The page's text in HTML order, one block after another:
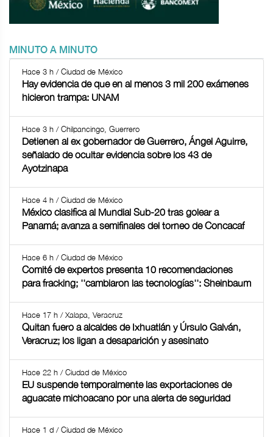
MINUTO A MINUTO
Hace 3 h / Ciudad de México
Hay evidencia de que en al menos 3 mil 200 exámenes
hicieron trampa: UNAM
Hace 3 h / Chilpancingo, Guerrero
Detienen al ex gobernador de Guerrero, Ángel Aguirre,
señalado de ocultar evidencia sobre los 43 de
Ayotzinapa
Hace 4 h / Ciudad de México
México clasifica al Mundial Sub-20 tras golear a
Panamá; avanza a semifinales del torneo de Concacaf
Hace 6 h / Ciudad de México
Comité de expertos presenta 10 recomendaciones
para fracking; ''cambiaron las tecnologías'': Sheinbaum
Hace 17 h / Xalapa, Veracruz
Quitan fuero a alcaldes de Ixhuatlán y Úrsulo Galván,
Veracruz; los ligan a desaparición y asesinato
Hace 22 h / Ciudad de México
EU suspende temporalmente las exportaciones de
aguacate michoacano por una alerta de seguridad
Hace 1 d / Ciudad de México